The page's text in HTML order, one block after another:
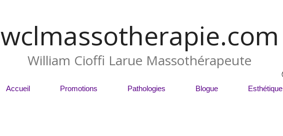
wclmassotherapie.com
William Cioffi Larue Massothérapeute
Accueil Promotions Pathologies Blogue Esthétique